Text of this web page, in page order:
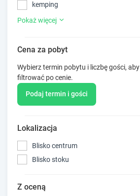
kemping
Pokaż więcej
Cena za pobyt
Wybierz termin pobytu i liczbę gości, aby
filtrować po cenie.
Podaj termin i gości
Lokalizacja
Blisko centrum
Blisko stoku
Z oceną